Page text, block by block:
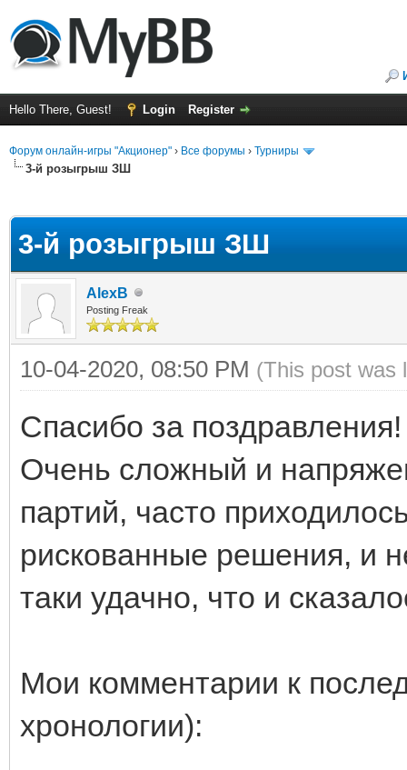
Hello There, Guest! Login Register
Форум онлайн-игры "Акционер" › Все форумы › Турниры
3-й розыгрыш ЗШ
3-й розыгрыш ЗШ
AlexB
Posting Freak
10-04-2020, 08:50 PM (This post was
Спасибо за поздравления!
Очень сложный и
партий, часто
рискованные решения, и
таки удачно, что и
Мои комментарии к
хронологии):